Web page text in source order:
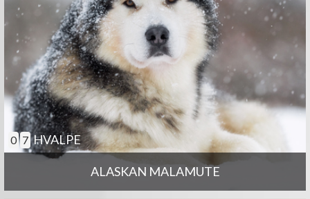
ALASKAN MALAMUTE
0 7 HVALPE